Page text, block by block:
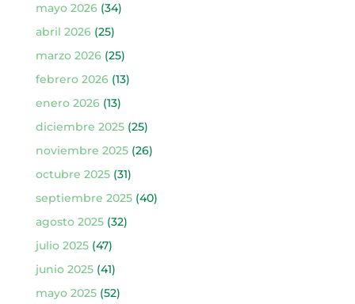
mayo 2026(34)
abril 2026(25)
marzo 2026(25)
febrero 2026(13)
enero 2026(13)
diciembre 2025(25)
noviembre 2025(26)
octubre 2025(31)
septiembre 2025(40)
agosto 2025(32)
julio 2025(47)
junio 2025(41)
mayo 2025(52)